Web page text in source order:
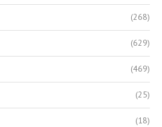
(268)
(629)
(469)
(25)
(18)